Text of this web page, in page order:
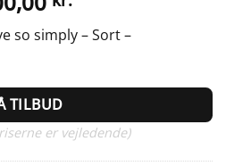
kr..
aktuelle
pris
1.600,00 kr..
so simply – Sort –
TILBUD
er vejledende)